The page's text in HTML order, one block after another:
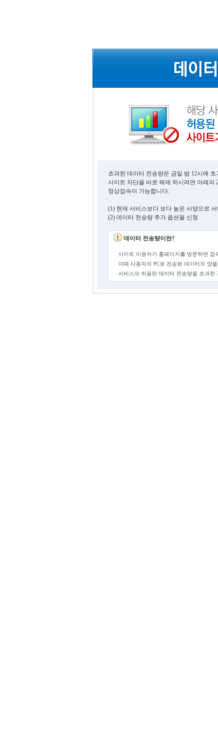
초과된 데이터 전송량은 금일 밤 12시에
사이트 차단을 바로 해제 하시려면 아래의
정상접속이 가능합니다.
(1) 현재 서비스보다 보다 높은 사양으로
(2) 데이터 전송량 추가 옵션을 신청
데이터 전송량이란?
사이트 이용자가 홈페이지를 방문하면 접
이때 사용자의 PC로 전송된 데이터의 양
서비스의 허용된 데이터 전송량을 초과